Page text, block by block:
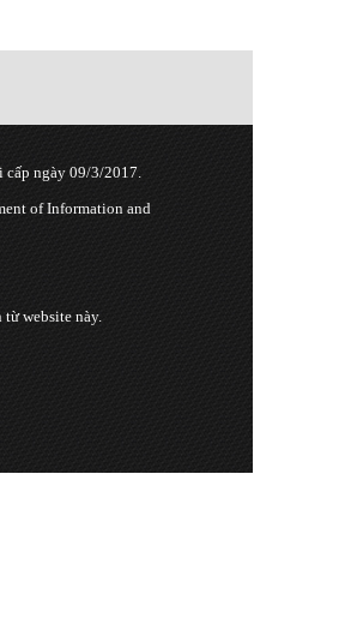
ngày 09/3/2017.
of Information and
website này.